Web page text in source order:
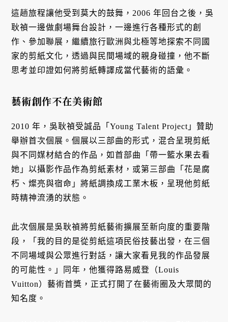
這趟旅程讓他受到莫大的鼓舞，2006 年回台之後，吳
耿禎一邊做劇場舞台設計，一邊進行各種形式的創
作、參加聯展，繼續旅行歐洲與北極等地探索不同國
家的剪紙文化，透過與民間場域的親身碰撞，他不斷
思考並印證如何將剪紙轉譯成當代藝術的語彙。
藝術創作不在美術館
2010 年，吳耿禎受誠品「Young Talent Project」贊助
舉辦首次個展。個展以三部曲的形式，混合呈現剪紙
與不同媒材結合的作品，如首部曲「帶一籃水果去看
她」以攝影作品作為剪紙素材，或第三部曲「花是腐
朽、燦亮與宿命」將紙調換成工業木板，呈現他剪紙
時精神流湧的狀態。
此次個展是吳耿禎將剪紙藝術擴展至新向度的重要階
段，「我的目的是從剪紙這項民俗技藝出發，在三個
不同場域與公眾進行對話，讓大家看見我的作品發展
的可能性。」同年，他獲得路易威登（Louis
Vuitton）藝術首獎，正式打開了在藝術圈及大眾間的
知名度。